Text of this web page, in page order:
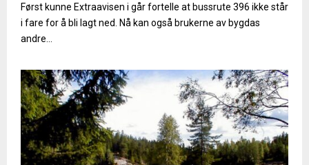
Først kunne Extraavisen i går fortelle at bussrute 396 ikke står
i fare for å bli lagt ned. Nå kan også brukerne av bygdas
andre...